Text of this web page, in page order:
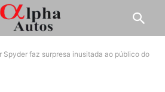
Spyder faz surpresa inusitada ao público do